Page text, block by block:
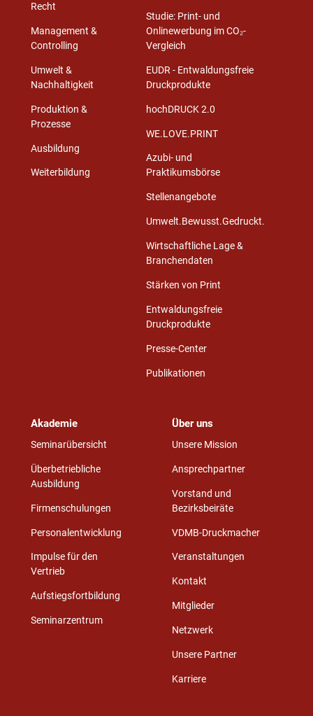
Recht
Management &
Controlling
Umwelt &
Nachhaltigkeit
Produktion &
Prozesse
Ausbildung
Weiterbildung
Studie: Print- und
Onlinewerbung im CO₂-
Vergleich
EUDR - Entwaldungsfreie
Druckprodukte
hochDRUCK 2.0
WE.LOVE.PRINT
Azubi- und
Praktikumsbörse
Stellenangebote
Umwelt.Bewusst.Gedruckt.
Wirtschaftliche Lage &
Branchendaten
Stärken von Print
Entwaldungsfreie
Druckprodukte
Presse-Center
Publikationen
Akademie
Seminarübersicht
Überbetriebliche
Ausbildung
Firmenschulungen
Personalentwicklung
Impulse für den
Vertrieb
Aufstiegsfortbildung
Seminarzentrum
Über uns
Unsere Mission
Ansprechpartner
Vorstand und
Bezirksbeiräte
VDMB-Druckmacher
Veranstaltungen
Kontakt
Mitglieder
Netzwerk
Unsere Partner
Karriere